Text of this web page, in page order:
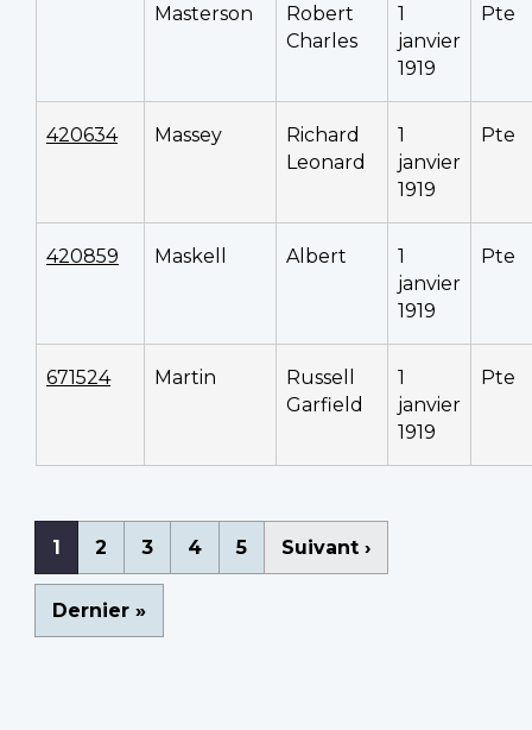
Masterson
Robert
Charles
1
janvier
1919
Pte
420634 Massey
Richard
Leonard
1
janvier
1919
Pte
420859 Maskell Albert
1
janvier
1919
Pte
671524 Martin
Russell
Garfield
1
janvier
1919
Pte
Pagination
Page
courante
1 Page
2 Page
3 Page
4 Page
5
Page
suivante
Suivant ›
Dernière
page
Dernier »